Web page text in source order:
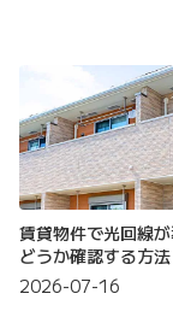
賃貸物件で光回線
どうか確認する方法
2026-07-16